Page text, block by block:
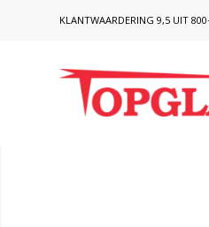
KLANTWAARDERING 9,5 UIT